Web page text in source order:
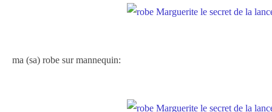
ma (sa) robe sur mannequin: